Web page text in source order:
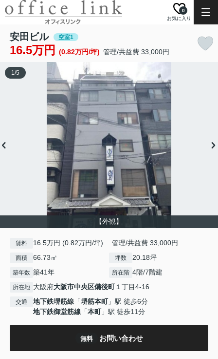
お気に入り
0
安田ビル 空室1
16.5万円 (0.82万円/坪) 管理/共益費 33,000円
【外観】
1/5
賃料 16.5万円 (0.82万円/坪) 管理/共益費 33,000円
面積 66.73㎡ 坪数 20.18坪
築年数 築41年 所在階 4階/7階建
所在地 大阪府大阪市中央区備後町１丁目4-16
交通 地下鉄堺筋線 「堺筋本町」駅 徒歩6分
地下鉄御堂筋線 「本町」駅 徒歩11分
無料 お問い合わせ